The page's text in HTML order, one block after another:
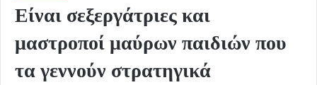
Είναι σεξεργάτριες και
μαστροποί μαύρων παιδιών που
τα γεννούν στρατηγικά